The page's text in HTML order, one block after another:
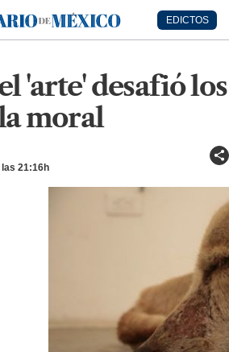
EDICTOS
'arte' desafió los
moral
las 21:16h